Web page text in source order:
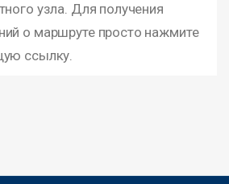
узла. Для получения
о маршруте просто нажмите
ссылку.